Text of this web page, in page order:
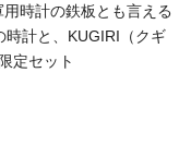
時計の鉄板とも言える
計と、KUGIRI（クギ
定セット